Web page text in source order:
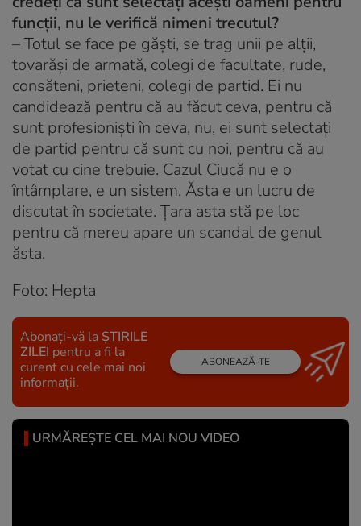
funcții, nu le verifică nimeni trecutul?
– Totul se face pe găști, se trag unii pe alții,
tovarăși de armată, colegi de facultate, rude,
consăteni, prieteni, colegi de partid. Ei nu
candidează pentru că au făcut ceva, pentru că
sunt profesioniști în ceva, nu, ei sunt selectați
de partid pentru că sunt cu noi, pentru că au
votat cu cine trebuie. Cazul Ciucă nu e o
întâmplare, e un sistem. Ăsta e un lucru de
discutat în societate. Țara asta stă pe loc
pentru că mereu apare un scandal de genul
ăsta.
Foto: Hepta
Abonați-vă la ȘTIRILE
ZILEI pentru a fi la
curent cu cele mai noi
informații.
ABONEAZĂ-TE
URMĂREȘTE CEL MAI NOU VIDEO